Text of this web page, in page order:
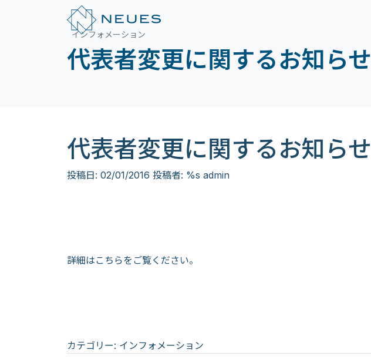
インフォメーション
代表者変更に関するお知らせ
代表者変更に関するお知らせ
投稿日: 02/01/2016 投稿者: %s admin
詳細は こちらをご覧ください。
カテゴリー: インフォメーション